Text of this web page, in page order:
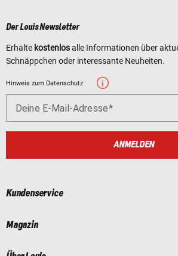
Der Louis Newsletter
Erhalte kostenlosalle Informationen über
Schnäppchen oder interessante Neuheiten.
Hinweis zum Datenschutz
Deine E-Mail-Adresse
ANMELDEN
Kundenservice
Magazin